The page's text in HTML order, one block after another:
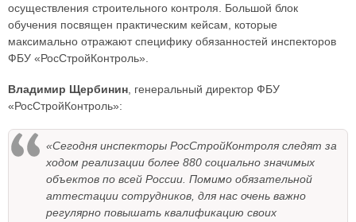
осуществления строительного контроля. Большой блок
обучения посвящен практическим кейсам, которые
максимально отражают специфику обязанностей инспекторов
ФБУ «РосСтройКонтроль».
Владимир Щербинин , генеральный директор ФБУ
«РосСтройКонтроль»:
«Сегодня инспекторы РосСтройКонтроля следят за
ходом реализации более 880 социально значимых
объектов по всей России. Помимо обязательной
аттестации сотрудников, для нас очень важно
регулярно повышать квалификацию своих